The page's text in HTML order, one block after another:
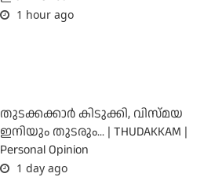
1 hour ago
തുടക്കക്കാര്‍ കിടുക്കി, വിസ്മയ
ഇനിയും തുടരും... | THUDAKKAM |
Personal Opinion
1 day ago